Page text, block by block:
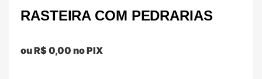
RASTEIRA COM PEDRARIAS
ouR$0,00 no PIX